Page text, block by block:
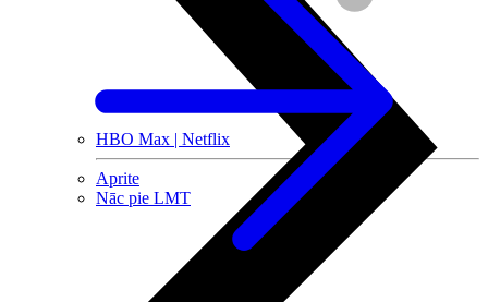
HBO Max | Netflix
Aprite
Nāc pie LMT